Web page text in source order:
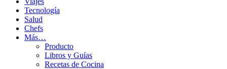
Tecnología
Salud
Chefs
Más…
Producto
Libros y Guías
Recetas de Cocina